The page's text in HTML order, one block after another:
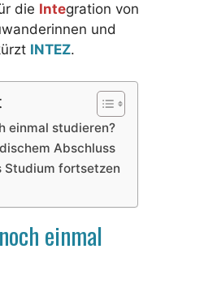
die Integration von
und
INTEZ.
einmal studieren?
Abschluss
Studium fortsetzen
einmal